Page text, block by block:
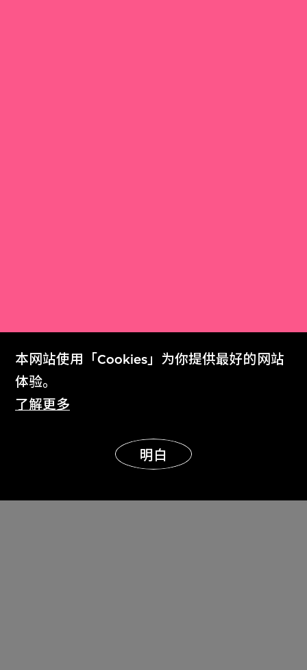
本网站使用「Cookies」为你提供最好的网站
体验。
了解更多
明白
本网页已自動翻译成简体中文。
确认